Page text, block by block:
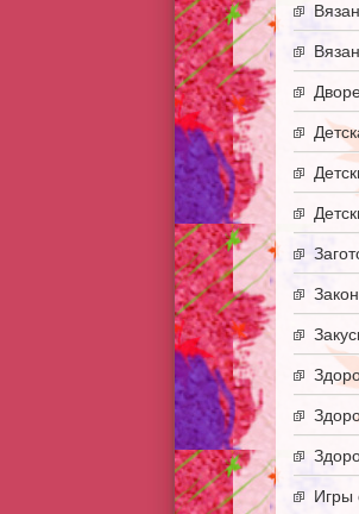
Игры